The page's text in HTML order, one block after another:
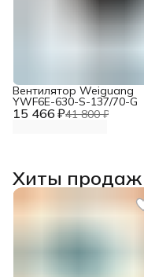
15 466 ₽41 800 ₽
Вентилятор Weiguang
YWF6E-630-S-137/70-G
Хиты продаж